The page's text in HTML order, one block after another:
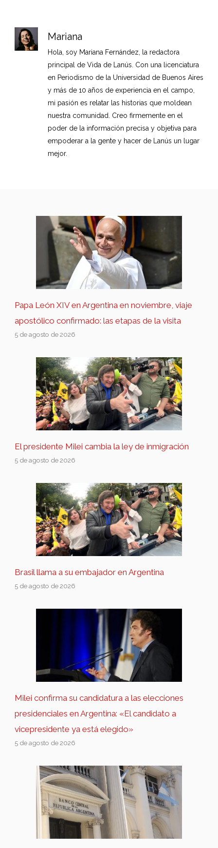
Mariana
Hola, soy Mariana Fernández, la redactora
principal de Vida de Lanús. Con una licenciatura
en Periodismo de la Universidad de Buenos Aires
y más de 10 años de experiencia en el campo,
mi pasión es relatar las historias que moldean
nuestra comunidad. Creo firmemente en el
poder de la información precisa y objetiva para
empoderar a la gente y hacer de Lanús un lugar
mejor.
Papa León XIV en Argentina en noviembre, viaje
apostólico confirmado: las etapas de la visita
5 de agosto de 2026
El presidente Milei cambia la ley de inmigración
5 de agosto de 2026
Brasil llama a su embajador en Argentina
5 de agosto de 2026
Milei confirma su candidatura a las elecciones
presidenciales en Argentina: «El candidato a
vicepresidente ya está elegido»
5 de agosto de 2026